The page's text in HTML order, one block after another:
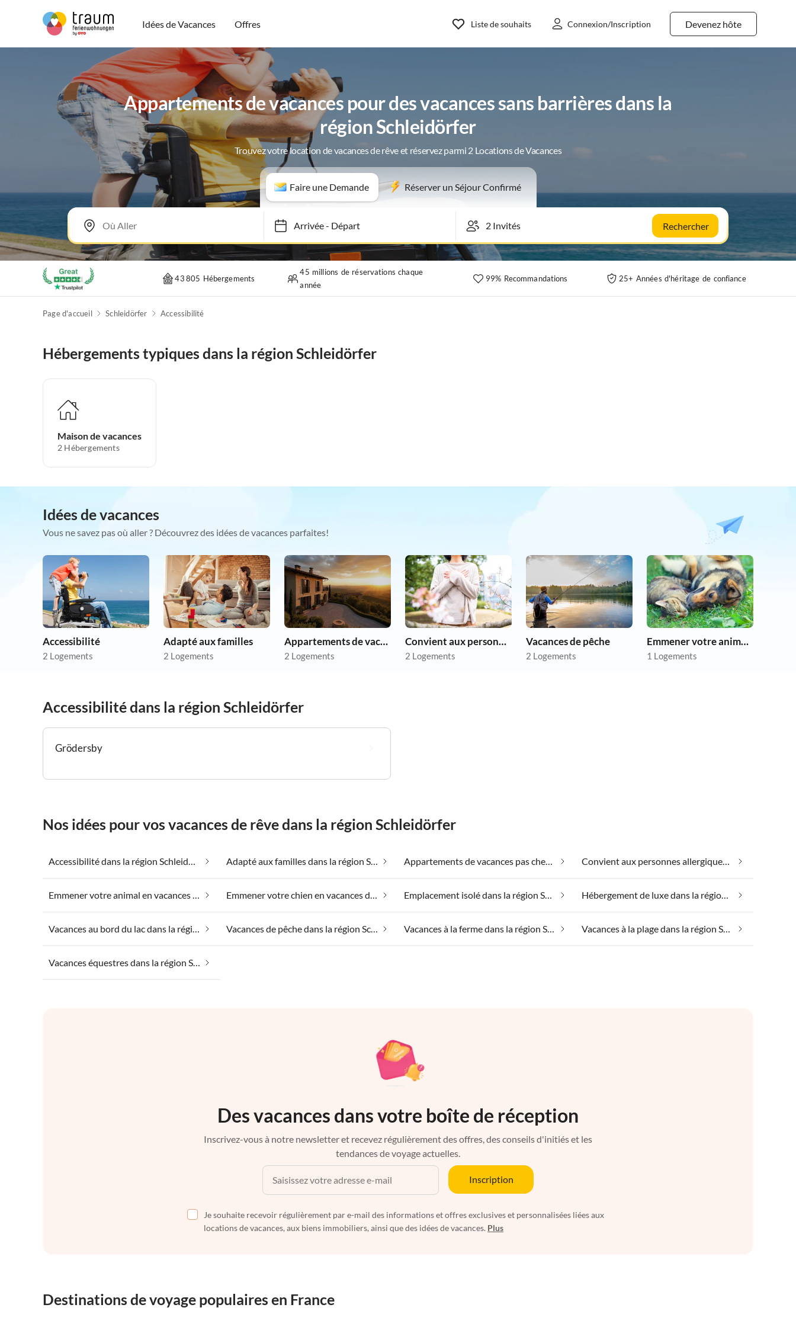
Idées de Vacances Offres Devenez hôte
Liste de souhaits Connexion/Inscription
Appartements de vacances pour des vacances sans barrières dans la
région Schleidörfer
Trouvez votre location de vacances de rêve et réservez parmi 2 Locations de Vacances
Faire une Demande Réserver un Séjour Confirmé
Arrivée-Départ Rechercher
43 805 Hébergements
45 millions de réservations chaque
année
99% Recommandations 25+ Années d'héritage de confiance
Page d'accueil Schleidörfer Accessibilité
Hébergements typiques dans la région Schleidörfer
Maison de vacances
2 Hébergements
Idées de vacances
Vous ne savez pas où aller ? Découvrez des idées de vacances parfaites!
Accessibilité
2 Logements
Adapté aux familles
2 Logements
Appartements de vacances pas chers
2 Logements
Convient aux personnes allergiques
2 Logements
Vacances de pêche
2 Logements
Emmener votre animal en vacances
1 Logements
Accessibilité dans la région Schleidörfer
Grödersby
Nos idées pour vos vacances de rêve dans la région Schleidörfer
Accessibilité dans la région Schleidörfer Adapté aux familles dans la région Schleidörfer Appartements de vacances pas chers dans la région Schleidörfer Convient aux personnes allergiques dans la région Schleidörfer
Emmener votre animal en vacances dans la région Schleidörfer Emmener votre chien en vacances dans la région Schleidörfer Emplacement isolé dans la région Schleidörfer Hébergement de luxe dans la région Schleidörfer
Vacances au bord du lac dans la région Schleidörfer Vacances de pêche dans la région Schleidörfer Vacances à la ferme dans la région Schleidörfer Vacances à la plage dans la région Schleidörfer
Vacances équestres dans la région Schleidörfer
Des vacances dans votre boîte de réception
Inscrivez-vous à notre newsletter et recevez régulièrement des offres, des conseils d'initiés et les
tendances de voyage actuelles.
Inscription
Je souhaite recevoir régulièrement par e-mail des informations et offres exclusives et personnalisées liées aux
locations de vacances, aux biens immobiliers, ainsi que des idées de vacances. Plus
Destinations de voyage populaires en France